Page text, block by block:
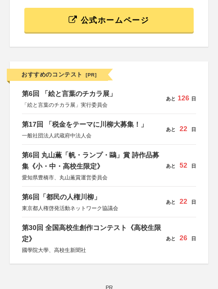
公式ホームページ
おすすめのコンテスト [PR]
第6回 「絵と言葉のチカラ展」
「絵と言葉のチカラ展」実行委員会
あと 126 日
第17回 「税金をテーマに川柳大募集！」
一般社団法人武蔵府中法人会
あと 22 日
第6回 丸山薫「帆・ランプ・鷗」賞 詩作品募
集《小・中・高校生限定》
愛知県豊橋市、丸山薫賞運営委員会
あと 52 日
第6回「都民の人権川柳」
東京都人権啓発活動ネットワーク協議会
あと 22 日
第30回 全国高校生創作コンテスト《高校生限
定》
國學院大學、高校生新聞社
あと 26 日
PR